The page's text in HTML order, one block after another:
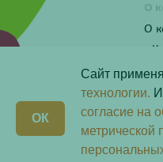
О
О
Получите
8 (800)
Сайт
технологии.
согласие на
метрической
ОК
Скачай наше